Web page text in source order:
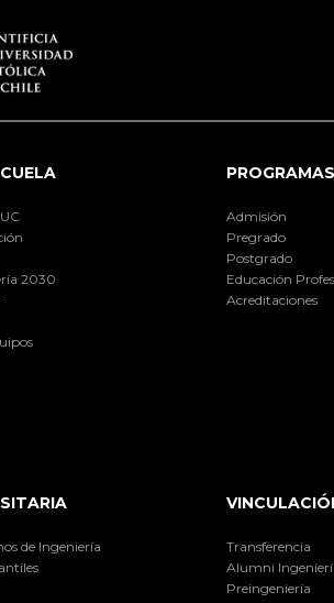
2030
Admisión
Pregrado
Postgrado
Educación
Acreditaciones
de Ingeniería
Transferencia
Alumni
Preingeniería